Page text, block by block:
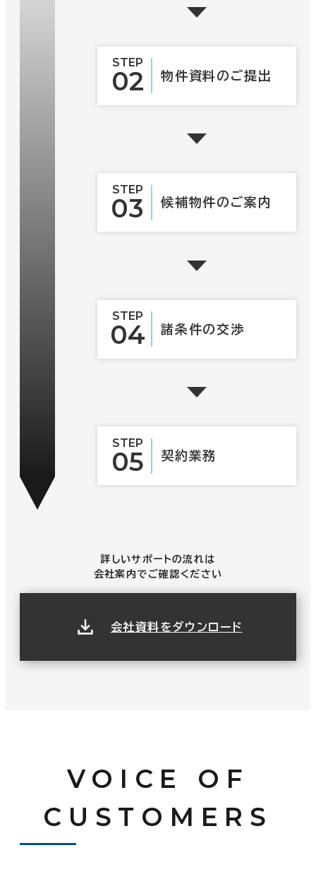
STEP
02 物件資料の ご提出
STEP
03 候補物件の ご案内
STEP
04 諸条件の 交渉
STEP
05 契約業務
詳しいサポートの流れは
会社案内でご確認ください
会社資料をダウンロード
VOICE OF
CUSTOMERS